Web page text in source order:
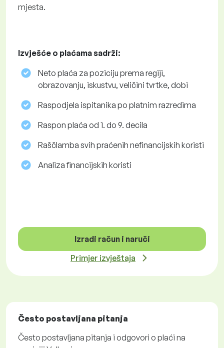
mjesta.
Izvješće o plaćama sadrži:
Neto plaća za poziciju prema regiji,
obrazovanju, iskustvu, veličini tvrtke, dobi
Raspodjela ispitanika po platnim razredima
Raspon plaća od 1. do 9. decila
Raščlamba svih praćenih nefinancijskih koristi
Analiza financijskih koristi
Izradi račun i naruči
Primjer izvještaja
Često postavljana pitanja
Često postavljana pitanja i odgovori o plaći na